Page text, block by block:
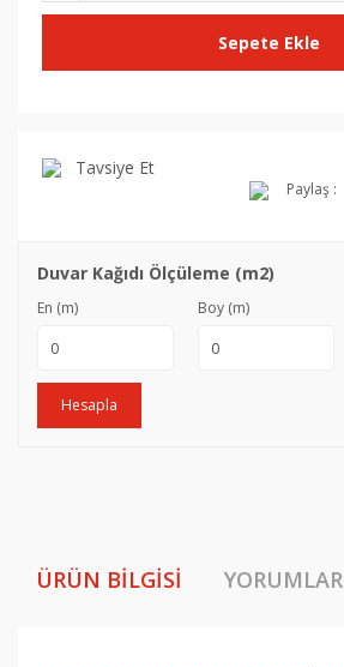
Sepete Ekle
Tavsiye Et
Paylaş :
Duvar Kağıdı Ölçüleme (m2)
En (m) Boy (m)
Hesapla
ÜRÜN BILGISI YORUMLAR